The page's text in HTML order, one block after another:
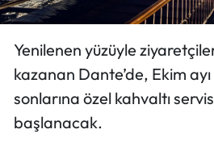
Yenilenen yüzüyle
kazanan Dante’de, Ekim
sonlarına özel kahvaltı
başlanacak.